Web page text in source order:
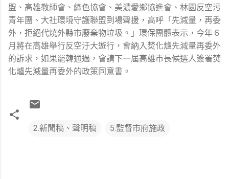
盟、高雄教師會、綠色協會、美濃愛鄉協進會、林園反空污
青年團、大社環境守護聯盟到場聲援，高呼「先減量，再委
外，拒絕代燒外縣市廢棄物垃圾。」環保團體表示，今年６
月將在高雄舉行反空汙大遊行，會納入焚化爐先減量再委外
的訴求，如果罷韓通過，會請下一屆高雄市長候選人簽署焚
化爐先減量再委外的政策同意書。
2.新聞稿、聲明稿 5.監督市府施政